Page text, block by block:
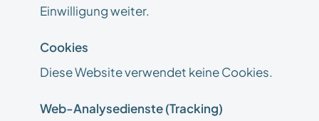
Einwilligung weiter.
Cookies
Diese Website verwendet keine Cookies.
Web-Analysedienste (Tracking)